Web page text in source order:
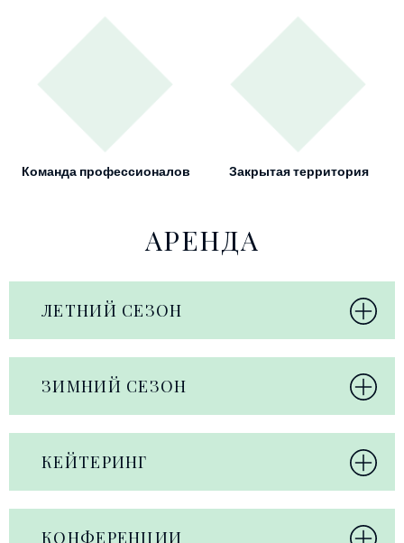
Команда профессионалов Закрытая территория
АРЕНДА
ЛЕТНИЙ СЕЗОН
ЗИМНИЙ СЕЗОН
КЕЙТЕРИНГ
КОНФЕРЕНЦИИ